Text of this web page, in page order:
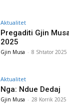
Aktualitet
Pregaditi Gjin
2025
Gjin Musa - 8 Shtator 2025
Aktualitet
Nga: Ndue Dedaj
Gjin Musa - 28 Korrik 2025